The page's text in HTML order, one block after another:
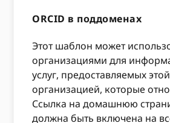
ORCID в поддоменах
Этот шаблон может
организациями для
услуг, предоставляемых этой
организацией, которые
Ссылка на домашнюю
должна быть включена на